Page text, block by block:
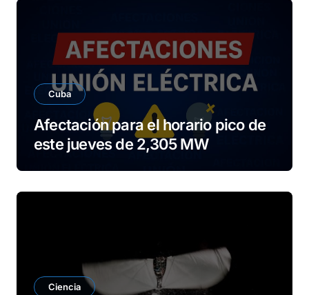
Cuba
Afectación para el horario pico de
este jueves de 2,305 MW
Ciencia